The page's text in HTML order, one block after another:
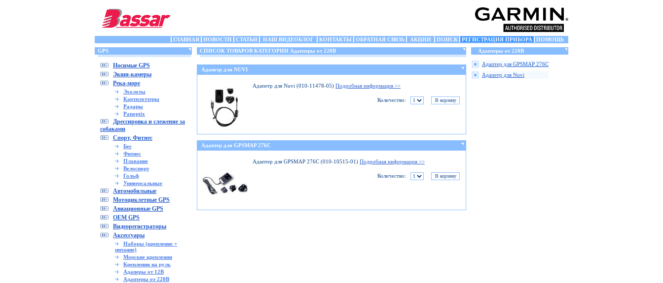
ГЛАВНАЯ НОВОСТИ СТАТЬИ НАШ ВИДЕОБЛОГ КОНТАКТЫ ОБРАТНАЯ СВЯЗЬ АКЦИИ ПОИСК РЕГИСТРАЦИЯ ПРИБОРА
ПОМОЩЬ
GPS
Носимые GPS
Экшн-камеры
Река-море
Эхолоты
Картплоттеры
Радары
Panoptix
Дрессировка и слежение за
собаками
Спорт, Фитнес
Бег
Фитнес
Плавание
Велоспорт
Гольф
Универсальные
Автомобильные
Мотоциклетные GPS
Авиационные GPS
OEM GPS
Видеорегистраторы
Аксессуары
Наборы (крепление +
питание)
Морские крепления
Крепления на руль
Адаперы от 12В
Адаптеры от 220В
СПИСОК ТОВАРОВ КАТЕГОРИИ Адаптеры от 220В
Адапетр для NUVI
Адапетр для Nuvi (010-11478-05) Подробная информация >>
Количество:
Адаптер для GPSMAP 276C
Адаптер для GPSMAP 276C (010-10515-01) Подробная информация >>
Количество:
Адаптеры от 220В
Адаптер для GPSMAP 276C
Адапетр для Nuvi